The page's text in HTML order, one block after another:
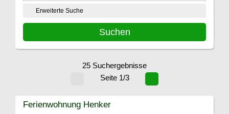
Erweiterte Suche
25 Suchergebnisse
Seite 1/3
Ferienwohnung Henker